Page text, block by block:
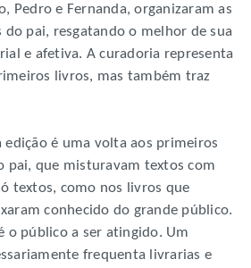
Pedro e Fernanda, organizaram as
do pai, resgatando o melhor de sua
e afetiva. A curadoria representa
livros, mas também traz
edição é uma volta aos primeiros
pai, que misturavam textos com
textos, como nos livros que
conhecido do grande público.
o público a ser atingido. Um
frequenta livrarias e